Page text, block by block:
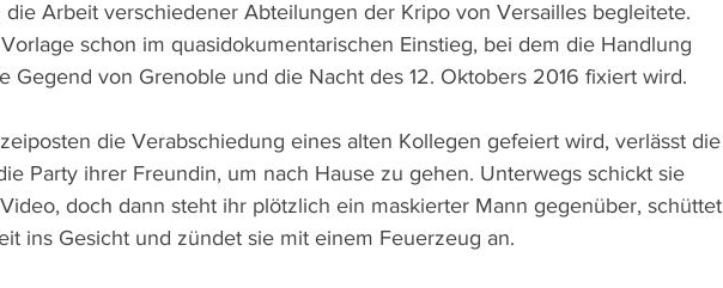
Arbeit verschiedener Abteilungen der Kripo von Versailles begleitete.
schon im quasidokumentarischen Einstieg, bei dem die Handlung
Gegend von Grenoble und die Nacht des 12. Oktobers 2016 fixiert wird.
die Verabschiedung eines alten Kollegen gefeiert wird, verlässt die
Party ihrer Freundin, um nach Hause zu gehen. Unterwegs schickt sie
doch dann steht ihr plötzlich ein maskierter Mann gegenüber, schüttet
ins Gesicht und zündet sie mit einem Feuerzeug an.